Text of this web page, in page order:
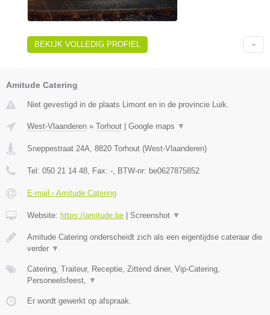
BEKIJK VOLLEDIG PROFIEL
Amitude Catering
Niet gevestigd in de plaats Limont en in de provincie Luik.
West-Vlaanderen » Torhout Google maps ▼
Sneppestraat 24A, 8820 Torhout (West-Vlaanderen)
Tel: 050 21 14 48, Fax: -, BTW-nr: be0627875852
E-mail › Amitude Catering
Website: https://amitude.be Screenshot ▼
Amitude Catering onderscheidt zich als een eigentijdse cateraar die
verder ▼
Catering, Traiteur, Receptie, Zittend diner, Vip-Catering,
Personeelsfeest, ▼
Er wordt gewerkt op afspraak.